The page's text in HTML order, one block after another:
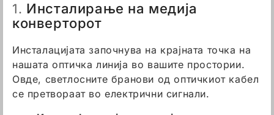
1. Инсталирање на медија
конверторот
Инсталацијата започнува на крајната точка на
нашата оптичка линија во вашите простории.
Овде, светлосните бранови од оптичкиот кабел
се претвораат во електрични сигнали.